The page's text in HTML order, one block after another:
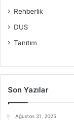
Rehberlik
DUS
Tanıtım
Son Yazılar
Ağustos 31, 2025